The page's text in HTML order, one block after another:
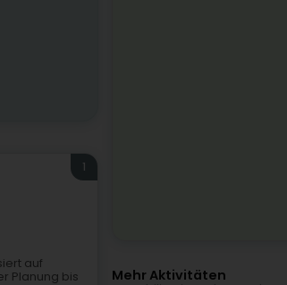
1
auf
Planung bis
Mehr Aktivitäten